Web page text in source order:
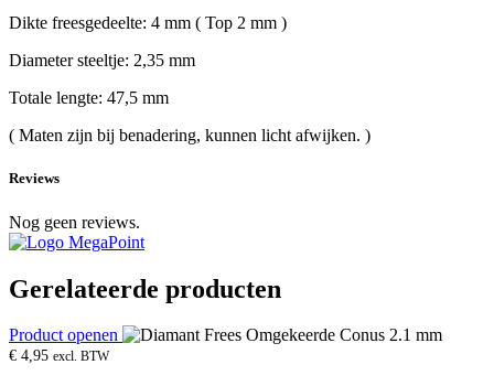
Dikte freesgedeelte: 4 mm ( Top 2 mm )
Diameter steeltje: 2,35 mm
Totale lengte: 47,5 mm
( Maten zijn bij benadering, kunnen licht afwijken. )
Reviews
Nog geen reviews.
Gerelateerde producten
Product openen
€ 4,95 excl. BTW